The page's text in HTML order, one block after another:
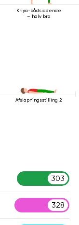
Kriya-bådsiddende
– halv bro
Afslapningsstilling 2
303
328